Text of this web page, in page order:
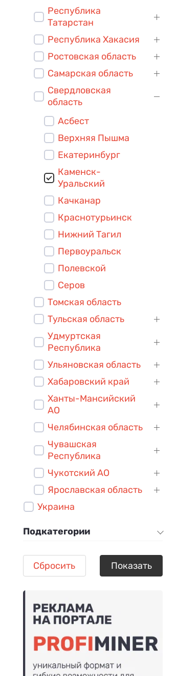
Республика
Татарстан
Республика Хакасия
Ростовская область
Самарская область
Свердловская
область
Асбест
Верхняя Пышма
Екатеринбург
Каменск-
Уральский
Качканар
Краснотурьинск
Нижний Тагил
Первоуральск
Полевской
Серов
Томская область
Тульская область
Удмуртская
Республика
Ульяновская область
Хабаровский край
Ханты-Мансийский
АО
Челябинская область
Чувашская
Республика
Чукотский АО
Ярославская область
Украина
Подкатегории
Показать
Сбросить